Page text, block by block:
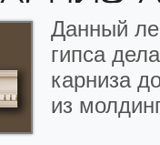
Данный л
гипса
карниза
из